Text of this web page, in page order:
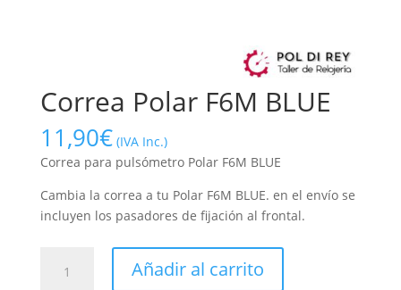
Correa Polar F6M BLUE
11,90€ (IVA Inc.)
Correa para pulsómetro Polar F6M BLUE
Cambia la correa a tu Polar F6M BLUE. en el envío se
incluyen los pasadores de fijación al frontal.
Polar
Añadir al carrito